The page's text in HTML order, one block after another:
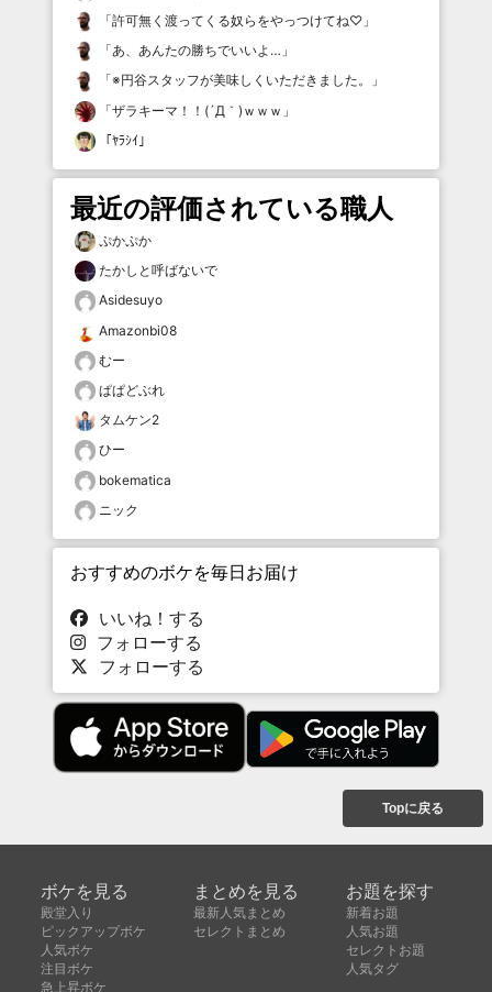
「許可無く渡ってくる奴らをやっつけてね♡ 」
「あ、あんたの勝ちでいいよ… 」
「※円谷スタッフが美味しくいただきました。
」
「ザラキーマ！！(´Д｀)ｗｗｗ 」
「ﾔﾗｼｲ 」
最近の評価されている職人
ぷかぷか
たかしと呼ばないで
Asidesuyo
Amazonbi08
むー
ぱぱどぶれ
タムケン2
ひー
bokematica
ニック
おすすめのボケを毎日お届け
いいね！する
フォローする
フォローする
Topに戻る
ボケを見る
殿堂入り
ピックアップボケ
人気ボケ
注目ボケ
急上昇ボケ
まとめを見る
最新人気まとめ
セレクトまとめ
お題を探す
新着お題
人気お題
セレクトお題
人気タグ